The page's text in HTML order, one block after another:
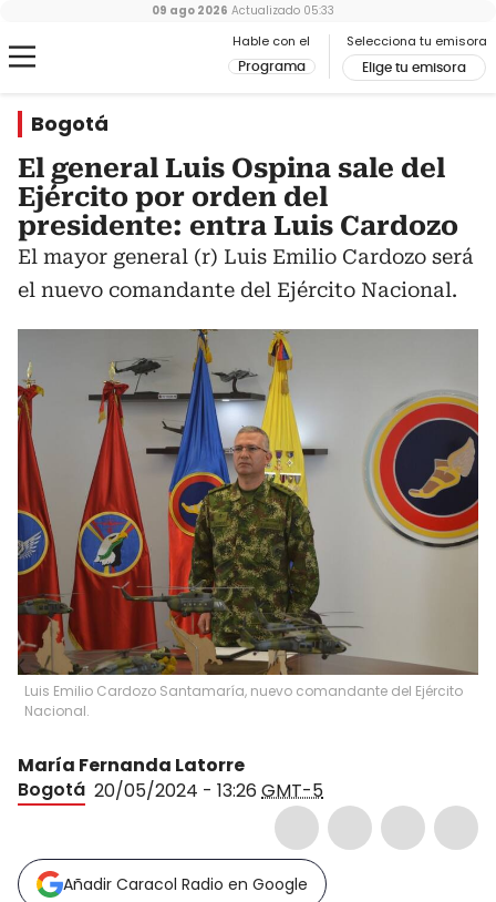
Hable con el
Programa
Selecciona tu emisora
Elige tu emisora
09 ago 2026 Actualizado 05:33
Bogotá
El general Luis Ospina sale del
Ejército por orden del
presidente: entra Luis Cardozo
El mayor general (r) Luis Emilio Cardozo será
el nuevo comandante del Ejército Nacional.
Luis Emilio Cardozo Santamaría, nuevo comandante del Ejército
Nacional.
María Fernanda Latorre
Bogotá 20/05/2024 - 13:26 GMT-5
Añadir Caracol Radio en Google